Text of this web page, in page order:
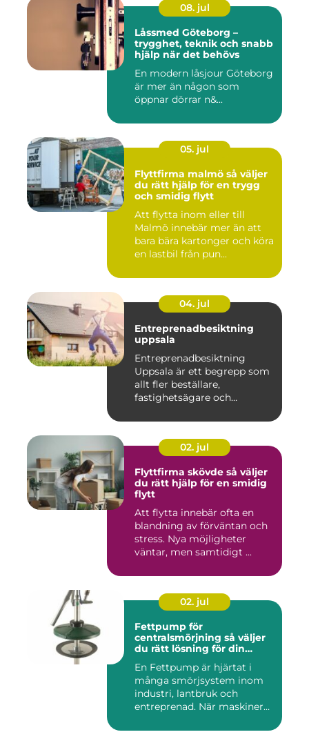
08. jul
Låssmed Göteborg –
trygghet, teknik och snabb
hjälp när det behövs
En modern låsjour Göteborg
är mer än någon som
öppnar dörrar n&...
05. jul
Flyttfirma malmö så väljer
du rätt hjälp för en trygg
och smidig flytt
Att flytta inom eller till
Malmö innebär mer än att
bara bära kartonger och köra
en lastbil från pun...
04. jul
Entreprenadbesiktning
uppsala
Entreprenadbesiktning
Uppsala är ett begrepp som
allt fler beställare,
fastighetsägare och
02. jul
Flyttfirma skövde så väljer
du rätt hjälp för en smidig
flytt
Att flytta innebär ofta en
blandning av förväntan och
stress. Nya möjligheter
väntar, men samtidigt ...
02. jul
Fettpump för
centralsmörjning så väljer
du rätt lösning för din
En Fettpump är hjärtat i
många smörjsystem inom
industri, lantbruk och
entreprenad. När maskiner